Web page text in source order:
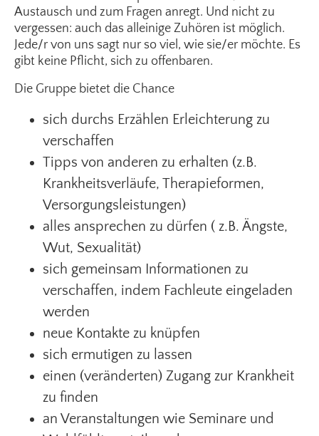
Austausch und zum Fragen anregt. Und nicht zu
vergessen: auch das alleinige Zuhören ist möglich.
Jede/r von uns sagt nur so viel, wie sie/er möchte. Es
gibt keine Pflicht, sich zu offenbaren.
Die Gruppe bietet die Chance
sich durchs Erzählen Erleichterung zu
verschaffen
Tipps von anderen zu erhalten (z.B.
Krankheitsverläufe, Therapieformen,
Versorgungsleistungen)
alles ansprechen zu dürfen ( z.B. Ängste,
Wut, Sexualität)
sich gemeinsam Informationen zu
verschaffen, indem Fachleute eingeladen
werden
neue Kontakte zu knüpfen
sich ermutigen zu lassen
einen (veränderten) Zugang zur Krankheit
zu finden
an Veranstaltungen wie Seminare und